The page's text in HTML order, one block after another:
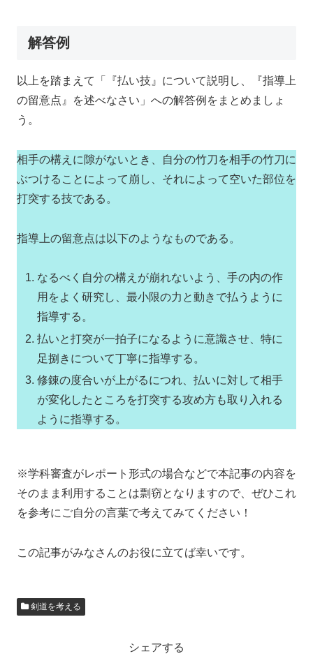
解答例
以上を踏まえて「『払い技』について説明し、『指導上
の留意点』を述べなさい」への解答例をまとめましょ
う。
相手の構えに隙がないとき、自分の竹刀を相手の竹刀に
ぶつけることによって崩し、それによって空いた部位を
打突する技である。
指導上の留意点は以下のようなものである。
なるべく自分の構えが崩れないよう、手の内の作
用をよく研究し、最小限の力と動きで払うように
指導する。
払いと打突が一拍子になるように意識させ、特に
足捌きについて丁寧に指導する。
修錬の度合いが上がるにつれ、払いに対して相手
が変化したところを打突する攻め方も取り入れる
ように指導する。
※学科審査がレポート形式の場合などで本記事の内容を
そのまま利用することは剽窃となりますので、ぜひこれ
を参考にご自分の言葉で考えてみてください！
この記事がみなさんのお役に立てば幸いです。
剣道を考える
シェアする